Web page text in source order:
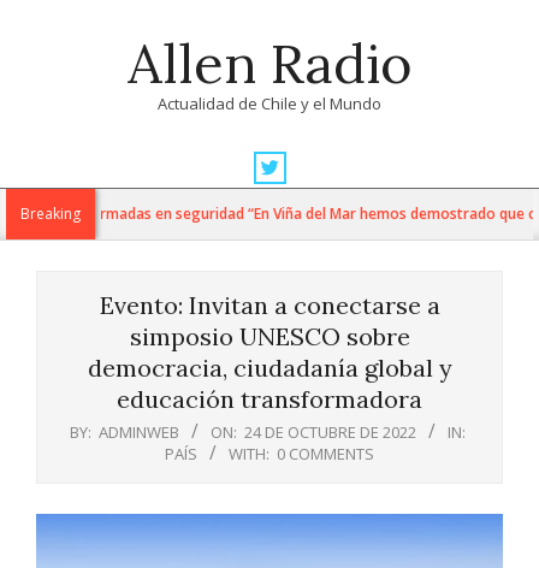
Allen Radio
Actualidad de Chile y el Mundo
Navigation
MenuBreaking
fuerzas armadas en seguridad “En Viña del Mar hemos demostrado que
Evento: Invitan a conectarse a
simposio UNESCO sobre
democracia, ciudadanía global y
educación transformadora
BY: ADMINWEB ON: 24 DE OCTUBRE DE 2022
IN:
PAÍS
WITH: 0 COMMENTS